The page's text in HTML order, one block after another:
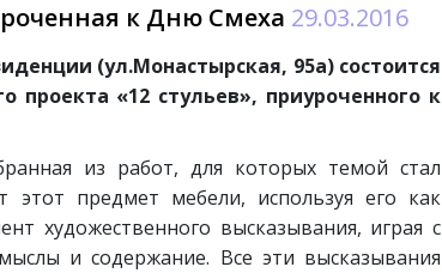
к Дню Смеха 29.03.2016
(ул.Монастырская, 95а) состоится
проекта «12 стульев», приуроченного к
из работ, для которых темой стал
этот предмет мебели, используя его как
художественного высказывания, играя с
и содержание. Все эти высказывания